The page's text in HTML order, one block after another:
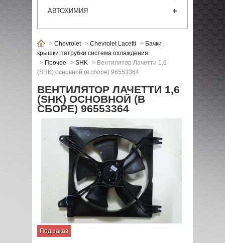
АВТОХИМИЯ
> Chevrolet > Chevrolet Lacetti > Бачки
крышки патрубки система охлаждения
> Прочее > SHK > Вентилятор Лачетти 1,6
(SHK) основной (в сборе) 96553364
ВЕНТИЛЯТОР ЛАЧЕТТИ 1,6
(SHK) ОСНОВНОЙ (В
СБОРЕ) 96553364
Под заказ